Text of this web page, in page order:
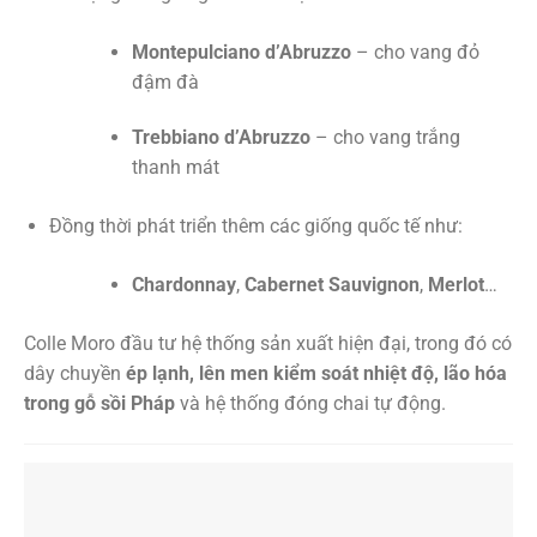
Montepulciano d’Abruzzo– cho vang đỏ
đậm đà
Trebbiano d’Abruzzo– cho vang trắng
thanh mát
Đồng thời phát triển thêm các giống quốc tế như:
Chardonnay, Cabernet Sauvignon, Merlot…
Colle Moro đầu tư hệ thống sản xuất hiện đại, trong đó có
dây chuyền ép lạnh, lên men kiểm soát nhiệt độ, lão hóa
trong gỗ sồi Pháp và hệ thống đóng chai tự động.